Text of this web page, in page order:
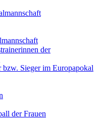
der
Sieger im Europapokal
der Frauen